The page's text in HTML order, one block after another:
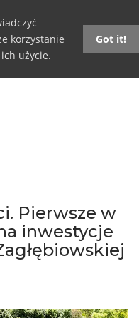
korzystanie
ich użycie.
Got it!
Pierwsze w
inwestycje